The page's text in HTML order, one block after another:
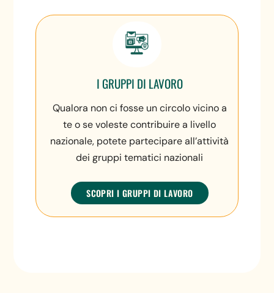
I GRUPPI DI LAVORO
Qualora non ci fosse un circolo vicino a
te o se voleste contribuire a livello
nazionale, potete partecipare all’attività
dei gruppi tematici nazionali
SCOPRI I GRUPPI DI LAVORO